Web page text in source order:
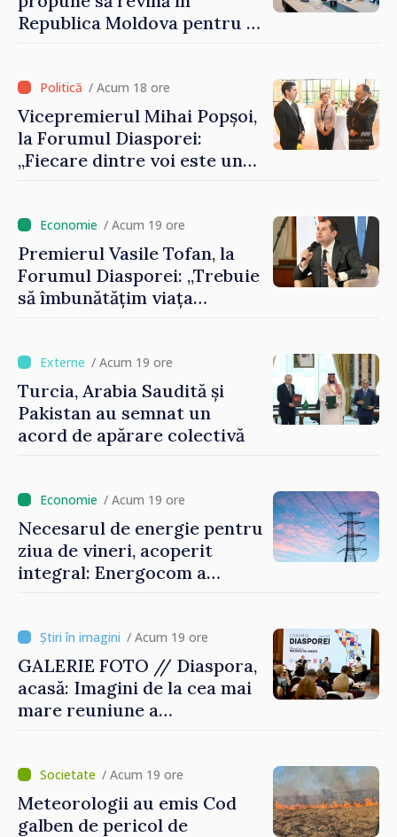
Republica Moldova pentru a
/ Acum 18 ore
Vicepremierul Mihai Popșoi,
la Forumul Diasporei:
„Fiecare dintre voi este un
imaginii Republicii Moldova”
/ Acum 19 ore
Premierul Vasile Tofan, la
Forumul Diasporei: „Trebuie
să îmbunătățim viața
/ Acum 19 ore
Turcia, Arabia Saudită și
Pakistan au semnat un
acord de apărare colectivă
/ Acum 19 ore
Necesarul de energie pentru
ziua de vineri, acoperit
integral: Energocom a
/ Acum 19 ore
GALERIE FOTO // Diaspora,
acasă: Imagini de la cea mai
mare reuniune a
/ Acum 19 ore
Meteorologii au emis Cod
galben de pericol de